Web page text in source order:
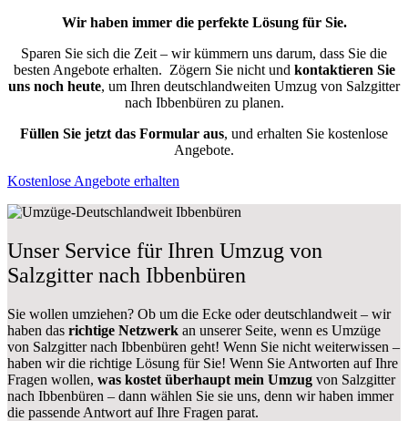
Wir haben immer die perfekte Lösung für Sie.
Sparen Sie sich die Zeit – wir kümmern uns darum, dass Sie die
besten Angebote erhalten. Zögern Sie nicht und kontaktieren Sie
uns noch heute, um Ihren deutschlandweiten Umzug von Salzgitter
nach Ibbenbüren zu planen.
Füllen Sie jetzt das Formular aus, und erhalten Sie kostenlose
Angebote.
Kostenlose Angebote erhalten
Unser Service für Ihren Umzug von
Salzgitter nach Ibbenbüren
Sie wollen umziehen? Ob um die Ecke oder deutschlandweit – wir
haben das richtige Netzwerk an unserer Seite, wenn es Umzüge
von Salzgitter nach Ibbenbüren geht! Wenn Sie nicht weiterwissen –
haben wir die richtige Lösung für Sie! Wenn Sie Antworten auf Ihre
Fragen wollen, was kostet überhaupt mein Umzug von Salzgitter
nach Ibbenbüren – dann wählen Sie sie uns, denn wir haben immer
die passende Antwort auf Ihre Fragen parat.